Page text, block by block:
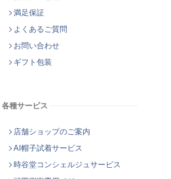
満足保証
よくあるご質問
お問い合わせ
ギフト包装
各種サービス
店舗ショップのご案内
AI帽子試着サービス
時谷堂コンシェルジュサービス